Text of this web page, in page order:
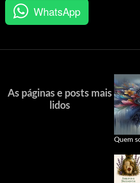
WhatsApp
As páginas e posts mais
lidos
Quem